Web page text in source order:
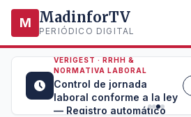
M MadinforTV
PERIÓDICO DIGITAL
VERIGEST · RRHH &
NORMATIVA LABORAL
Control de jornada
laboral conforme a la ley
— Registro automático